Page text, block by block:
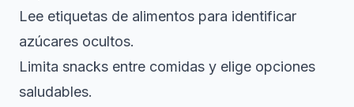
Lee etiquetas de alimentos para identificar
azúcares ocultos.
Limita snacks entre comidas y elige opciones
saludables.